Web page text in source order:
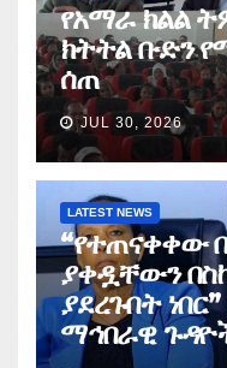
የአማራ ክልል
ክትትል ቡድን
ሰጠ
JUL 30, 2026
LATEST NEWS
“የተጠናቀቀው
ያቀዷቸውን
ያደረጉበት
ማኅበራዊ